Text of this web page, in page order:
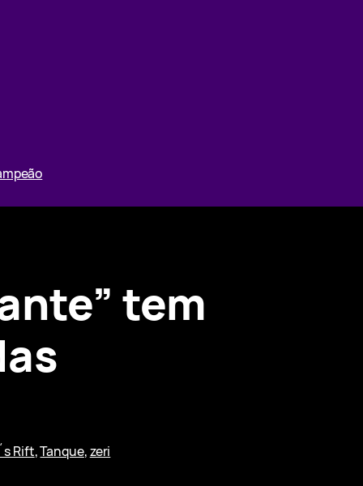
tem
Rift, Tanque, zeri